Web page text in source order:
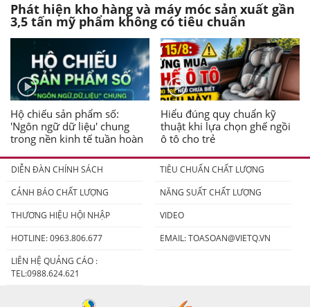
Phát hiện kho hàng và máy móc sản xuất gần
3,5 tấn mỹ phẩm không có tiêu chuẩn
Hộ chiếu sản phẩm số:
'Ngôn ngữ dữ liệu' chung
trong nền kinh tế tuần hoàn
Hiểu đúng quy chuẩn kỹ
thuật khi lựa chọn ghế ngồi
ô tô cho trẻ
DIỄN ĐÀN CHÍNH SÁCH
TIÊU CHUẨN CHẤT LƯỢNG
CẢNH BÁO CHẤT LƯỢNG
NĂNG SUẤT CHẤT LƯỢNG
THƯƠNG HIỆU HỘI NHẬP
VIDEO
HOTLINE: 0963.806.677
EMAIL:TOASOAN@VIETQ.VN
LIÊN HỆ QUẢNG CÁO :
TEL:0988.624.621